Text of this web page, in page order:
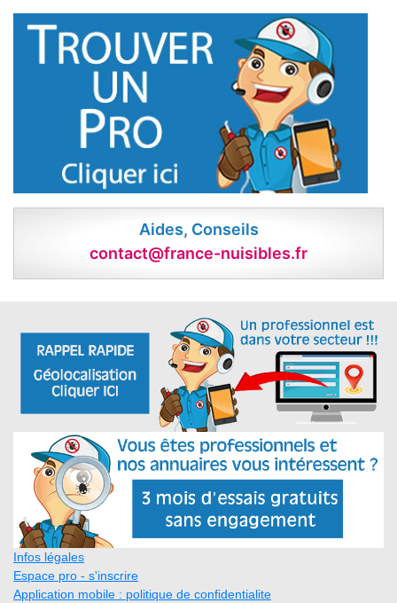
Aides, Conseils
contact@france-nuisibles.fr
Infos légales
Espace pro - s'inscrire
Application mobile : politique de confidentialite